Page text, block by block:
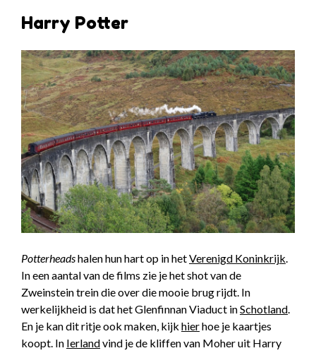
Harry Potter
Potterheadshalen hun hart op in hetVerenigd Koninkrijk
In een aantal van de films zie je het shot van de
Zweinstein trein die over die mooie brug rijdt. In
werkelijkheid is dat het Glenfinnan Viaduct inSchotland
En je kan dit ritje ook maken, kijk hierhoe je kaartjes
koopt. In Ierlandvind je de kliffen van Moher uit Harry